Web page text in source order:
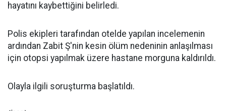
hayatını kaybettiğini belirledi.
Polis ekipleri tarafından otelde yapılan incelemenin
ardından Zabit Ş'nin kesin ölüm nedeninin anlaşılması
için otopsi yapılmak üzere hastane morguna kaldırıldı.
Olayla ilgili soruşturma başlatıldı.